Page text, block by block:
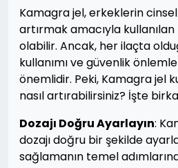
Kamagra jel, erkeklerin
artırmak amacıyla
olabilir. Ancak, her ilaçta
kullanımı ve güvenlik
önemlidir. Peki, Kamagra jel
nasıl artırabilirsiniz? İşte
Dozajı Doğru Ayarlayın:
dozajı doğru bir şekilde
sağlamanın temel